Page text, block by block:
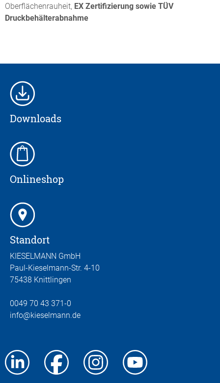
Oberflächenrauheit, EX Zertifizierung sowie TÜV
Druckbehälterabnahme
Downloads
Onlineshop
Standort
KIESELMANN GmbH
Paul-Kieselmann-Str. 4-10
75438 Knittlingen
0049 70 43 371-0
info@kieselmann.de